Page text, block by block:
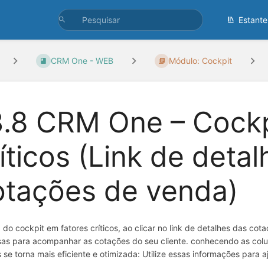
CRM One - WEB Módulo: Cockpit
CRM One –
(Link de
de venda)
do cockpit em fatores críticos, ao clicar no link de detalhes das
para acompanhar as cotações do seu cliente. conhecendo as
se torna mais eficiente e otimizada: Utilize essas informações para